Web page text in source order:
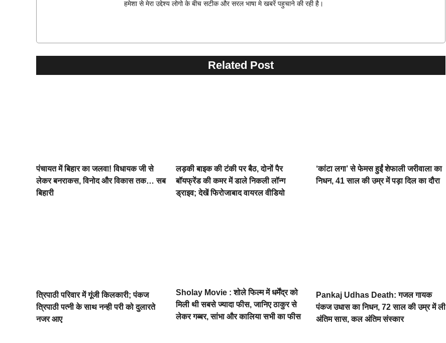
हमेशा से मेरा उद्देश्य लोगो के बीच सटीक और सरल भाषा मे खबरें पहुचाने की रही है।
Related Post
पंचायत में बिहार का जलवा! विधायक जी से
लेकर बनराकस, विनोद और विकास तक… सब
बिहारी
लड़की बाइक की टंकी पर बैठ, दोनों पैर
बॉयफ्रेंड की कमर में डाले निकली लॉन्ग
ड्राइव; देखें फिरोजाबाद वायरल वीडियो
‘कांटा लगा’ से फेमस हुईं शेफाली जरीवाला का
निधन, 41 साल की उम्र में पड़ा दिल का दौरा
त्रिपाठी परिवार में गूंजी किलकारी; पंकज
त्रिपाठी पत्नी के साथ नन्ही परी को दुलारते
नजर आए
Sholay Movie : शोले फिल्म में धर्मेंद्र को
मिली थी सबसे ज्यादा फीस, जानिए ठाकुर से
लेकर गब्बर, सांभा और कालिया सभी का फीस
Pankaj Udhas Death: गजल गायक
पंकज उधास का निधन, 72 साल की उम्र में ली
अंतिम सास, कल अंतिम संस्कार